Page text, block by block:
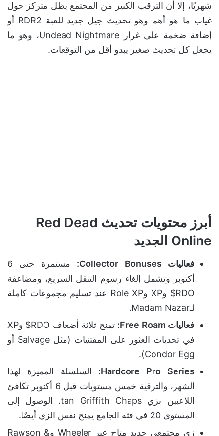
شهريًا، إلا أن الترقب الكبير من المجتمع يظل متركز حول
غياب ما هو أهم وهو تحديث جيل جديد للعبة RDR2 أو
إضافة ضخمة على غرار Undead Nightmare، وهو ما
يجعل كل تحديث صغير يبدو أقل من التوقعات.
أبرز محتويات تحديث Red Dead
Online الجديد
فعاليات Collector Bonuses:
مستمرة حتى 6
أكتوبر وتشمل إلغاء رسوم التنقل السريع، ومضاعفة
RDO$ وXP وRole XP عند تسليم مجموعات كاملة
لـMadam Nazar.
فعاليات Free Roam:
تمنح ثلاثة أضعاف RDO$ وXP
في تحديات العثور على المقتنيات (مثل Salvage أو
Condor Egg).
Hardcore Pro Series:
السلسلة المميزة لهذا
الشهر، والترقية خمس مستويات قبل 6 أكتوبر تكافئ
اللاعبين بزي tan Griffith Chaps. الوصول إلى
المستوى 20 في فئة الجامع يمنح نفس الزي أيضًا.
زي مجتمعي جديد متاح عبر Wheeler وRawson &